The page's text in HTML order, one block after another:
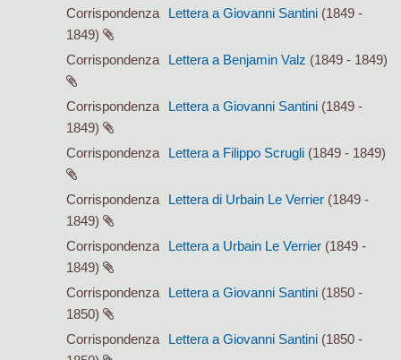
Corrispondenza
Lettera a Giovanni Santini (1849 -
1849)
Corrispondenza
Lettera a Benjamin Valz (1849 - 1849)
Corrispondenza Lettera a Giovanni Santini (1849 -
1849)
Corrispondenza
Lettera a Filippo Scrugli (1849 - 1849)
Corrispondenza Lettera di Urbain Le Verrier (1849 -
1849)
Corrispondenza
Lettera a Urbain Le Verrier (1849 -
1849)
Corrispondenza
Lettera a Giovanni Santini (1850 -
1850)
Corrispondenza
Lettera a Giovanni Santini (1850 -